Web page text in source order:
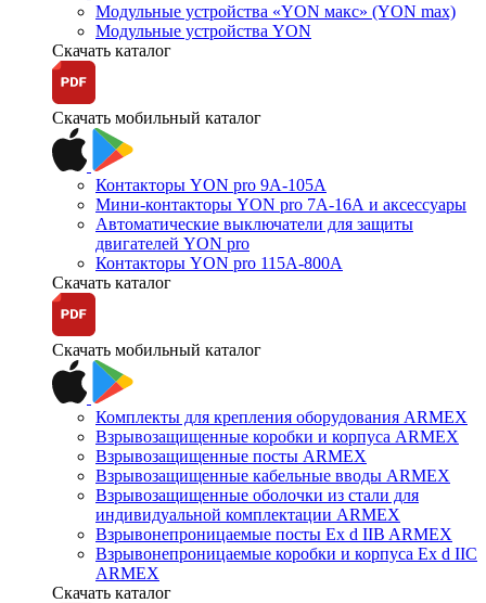
Модульные устройства «YON макс» (YON max)
Модульные устройства YON
Скачать каталог
Скачать мобильный каталог
Контакторы YON pro 9А-105А
Мини-контакторы YON pro 7А-16А и аксессуары
Автоматические выключатели для защиты
двигателей YON pro
Контакторы YON pro 115А-800А
Скачать каталог
Скачать мобильный каталог
Комплекты для крепления оборудования ARMEX
Взрывозащищенные коробки и корпуса ARMEX
Взрывозащищенные посты ARMEX
Взрывозащищенные кабельные вводы ARMEX
Взрывозащищенные оболочки из стали для
индивидуальной комплектации ARMEX
Взрывонепроницаемые посты Ex d IIB ARMEX
Взрывонепроницаемые коробки и корпуса Ex d IIС
ARMEX
Скачать каталог